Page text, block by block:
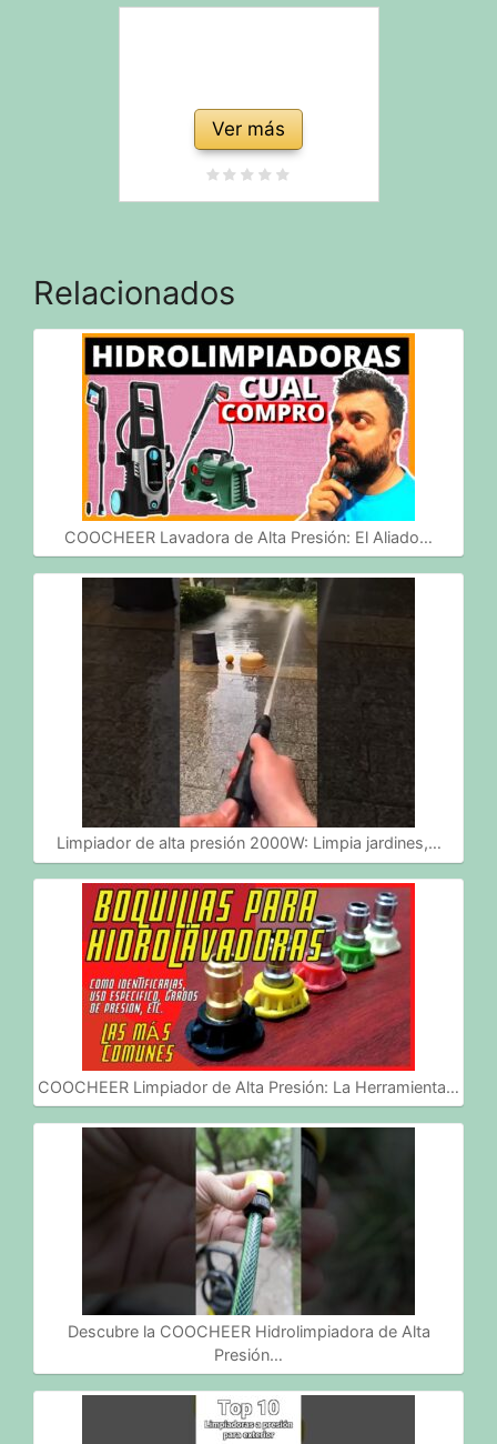
Ver más
Relacionados
COOCHEER Lavadora de Alta Presión: El Aliado…
Limpiador de alta presión 2000W: Limpia jardines,…
COOCHEER Limpiador de Alta Presión: La Herramienta…
Descubre la COOCHEER Hidrolimpiadora de Alta
Presión…